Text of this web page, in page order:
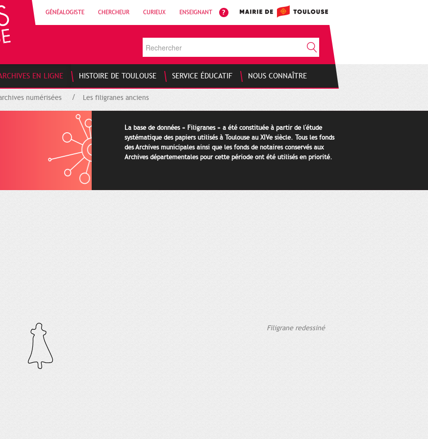
GÉNÉALOGISTE CHERCHEUR CURIEUX ENSEIGNANT
EN LIGNE HISTOIRE DE TOULOUSE SERVICE ÉDUCATIF NOUS CONNAÎTRE
numérisées Les filigranes anciens
La base de données « Filigranes » a été constituée à partir de l'étude
systématique des papiers utilisés à Toulouse au XIVe siècle. Tous les fonds
des Archives municipales ainsi que les fonds de notaires conservés aux
Archives départementales pour cette période ont été utilisés en priorité.
Filigrane redessiné